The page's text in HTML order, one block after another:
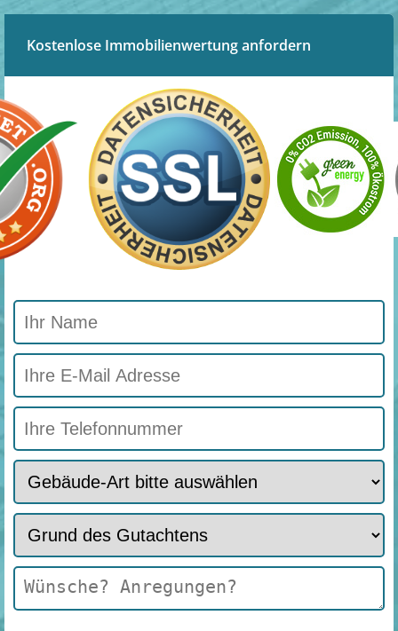
Kostenlose Immobilienwertung anfordern